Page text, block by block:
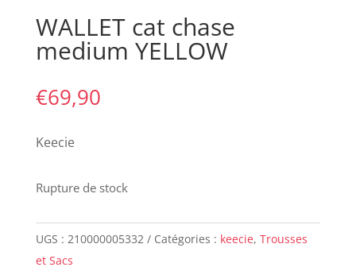
WALLET cat chase
medium YELLOW
€69,90
Keecie
Rupture de stock
UGS : 210000005332 Catégories : keecie, Trousses
et Sacs